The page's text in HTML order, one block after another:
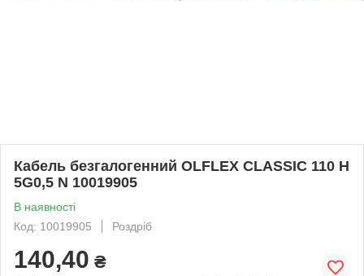
Кабель безгалогенний OLFLEX CLASSIC 110 H
5G0,5 N 10019905
В наявності
Код: 10019905
Роздріб
140,40 ₴